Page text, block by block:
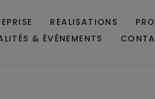
REALISATIONS
& ÉVÉNEMENTS